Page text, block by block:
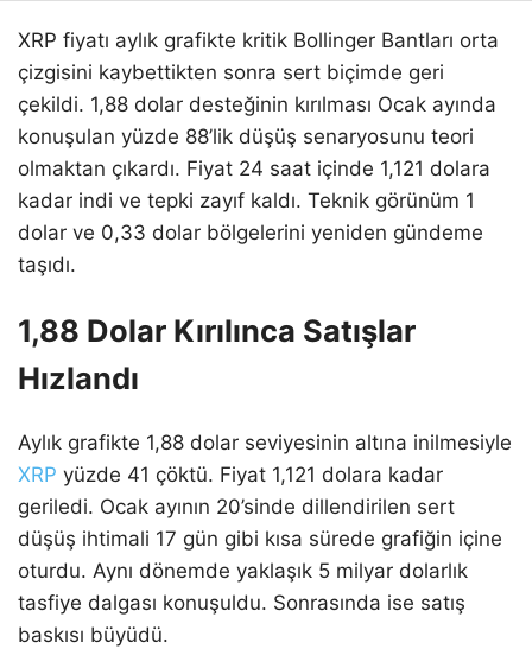
XRP fiyatı aylık grafikte kritik Bollinger Bantları orta
çizgisini kaybettikten sonra sert biçimde geri
çekildi. 1,88 dolar desteğinin kırılması Ocak ayında
konuşulan yüzde 88’lik düşüş senaryosunu teori
olmaktan çıkardı. Fiyat 24 saat içinde 1,121 dolara
kadar indi ve tepki zayıf kaldı. Teknik görünüm 1
dolar ve 0,33 dolar bölgelerini yeniden gündeme
taşıdı.
1,88 Dolar Kırılınca Satışlar
Hızlandı
Aylık grafikte 1,88 dolar seviyesinin altına inilmesiyle
XRP yüzde 41 çöktü. Fiyat 1,121 dolara kadar
geriledi. Ocak ayının 20’sinde dillendirilen sert
düşüş ihtimali 17 gün gibi kısa sürede grafiğin içine
oturdu. Aynı dönemde yaklaşık 5 milyar dolarlık
tasfiye dalgası konuşuldu. Sonrasında ise satış
baskısı büyüdü.